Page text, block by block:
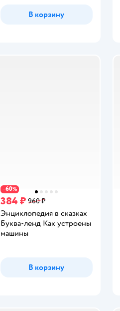
В корзину
−60%
384 ₽ 960 ₽
Энциклопедия в сказках
Буква-ленд Как устроены
машины
В корзину